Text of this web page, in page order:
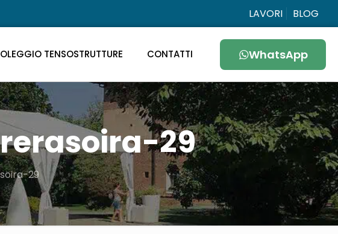
LAVORI BLOG
TENSOSTRUTTURE CONTATTI WhatsApp
29
29